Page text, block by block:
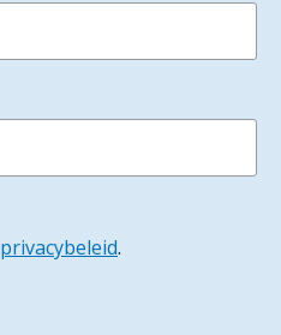
privacybeleid.